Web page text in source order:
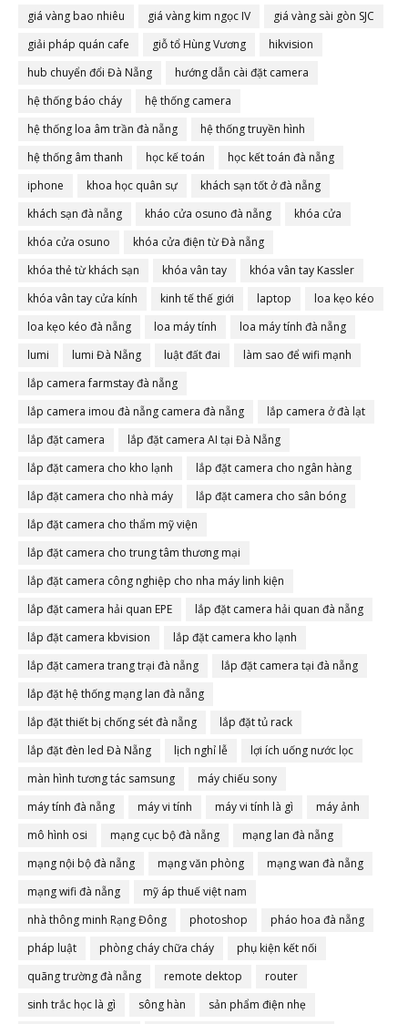
giá vàng bao nhiêu giá vàng kim ngọc IV
giá vàng sài gòn SJC
giải pháp quán cafe
giỗ tổ Hùng Vương
hikvision
hub chuyển đổi Đà Nẵng
hướng dẫn cài đặt camera
hệ thống báo cháy
hệ thống camera
hệ thống loa âm trần đà nẵng
hệ thống truyền hình
hệ thống âm thanh
học kế toán
học kết toán đà nẵng
iphone
khoa học quân sự
khách sạn tốt ở đà nẵng
khách sạn đà nẵng
kháo cửa osuno đà nẵng
khóa cửa
khóa cửa osuno
khóa cửa điện từ Đà nẵng
khóa thẻ từ khách sạn
khóa vân tay
khóa vân tay Kassler
khóa vân tay cửa kính
kinh tế thế giới laptop
loa kẹo kéo
loa kẹo kéo đà nẵng
loa máy tính
loa máy tính đà nẵng
lumi
lumi Đà Nẵng luật đất đai
làm sao để wifi mạnh
lắp camera farmstay đà nẵng
lắp camera imou đà nẵng camera đà nẵng
lắp camera ở đà lạt
lắp đặt camera
lắp đặt camera AI tại Đà Nẵng
lắp đặt camera cho kho lạnh
lắp đặt camera cho ngân hàng
lắp đặt camera cho nhà máy
lắp đặt camera cho sân bóng
lắp đặt camera cho thẩm mỹ viện
lắp đặt camera cho trung tâm thương mại
lắp đặt camera công nghiệp cho nha máy linh kiện
lắp đặt camera hải quan EPE
lắp đặt camera hải quan đà nẵng
lắp đặt camera kbvision
lắp đặt camera kho lạnh
lắp đặt camera trang trại đà nẵng
lắp đặt camera tại đà nẵng
lắp đặt hệ thống mạng lan đà nẵng
lắp đặt thiết bị chống sét đà nẵng
lắp đặt tủ rack
lắp đặt đèn led Đà Nẵng
lịch nghỉ lễ
lợi ích uống nước lọc
màn hình tương tác samsung
máy chiếu sony
máy tính đà nẵng
máy vi tính máy vi tính là gì
máy ảnh
mô hình osi
mạng cục bộ đà nẵng
mạng lan đà nẵng
mạng nội bộ đà nẵng
mạng văn phòng
mạng wan đà nẵng
mạng wifi đà nẵng
mỹ áp thuế việt nam
nhà thông minh Rạng Đông
photoshop
pháo hoa đà nẵng
pháp luật
phòng cháy chữa cháy
phụ kiện kết nối
quãng trường đà nẵng
remote dektop
router
sinh trắc học là gì
sông hàn
sản phẩm điện nhẹ